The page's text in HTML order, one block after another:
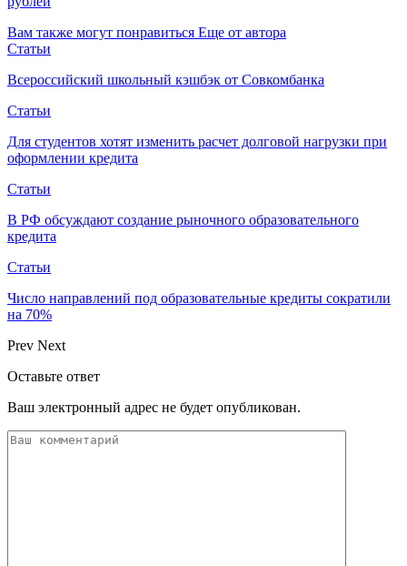
Вам также могут понравиться Еще от автора
Статьи
Всероссийский школьный кэшбэк от Совкомбанка
Статьи
Для студентов хотят изменить расчет долговой нагрузки при
оформлении кредита
Статьи
В РФ обсуждают создание рыночного образовательного
кредита
Статьи
Число направлений под образовательные кредиты сократили
на 70%
Prev Next
Оставьте ответ
Ваш электронный адрес не будет опубликован.